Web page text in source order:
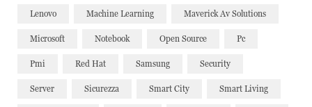
Lenovo Machine Learning Maverick Av Solutions
Microsoft Notebook Open Source Pc
Pmi Red Hat Samsung Security
Server Sicurezza Smart City Smart Living